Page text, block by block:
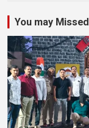
You may Missed